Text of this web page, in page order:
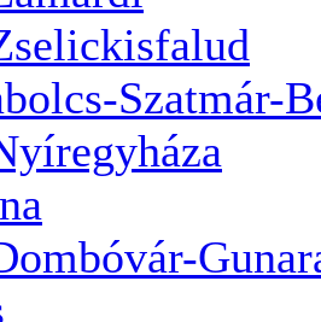
Szatmár-